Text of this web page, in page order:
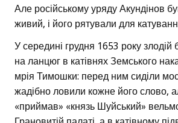
Але російському уряду Акундінов
живий, і його рятували для
У середині грудня 1653 року
на ланцюг в катівнях Земського
мрія Тимошки: перед ним сиділи
жадібно ловили кожне його слово,
«приймав» «князь Шуйський»